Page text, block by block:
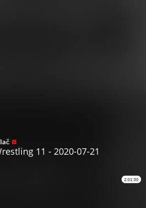
11 - 2020-07-21
2:01:30